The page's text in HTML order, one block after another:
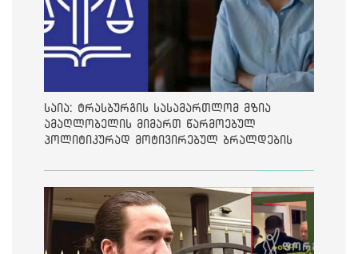
საია: ტრასბურგის სასამართლომ მზია
ამაღლობელის მიმართ წარმოებულ
პოლიტიკურად მოტივირებულ ბრალდების